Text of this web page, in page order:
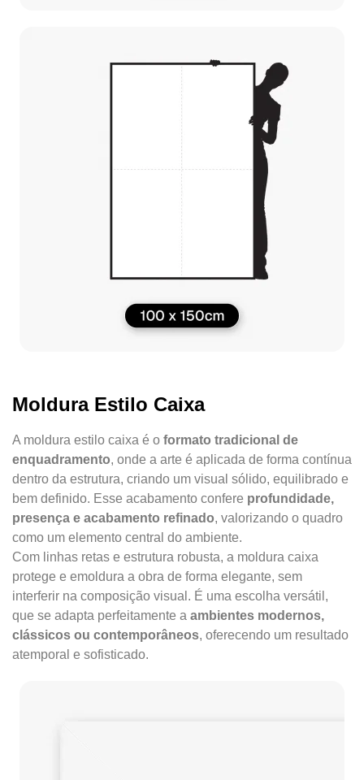
Moldura Estilo Caixa
A moldura estilo caixa é o formato tradicional de
enquadramento, onde a arte é aplicada de forma contínua
dentro da estrutura, criando um visual sólido, equilibrado e
bem definido. Esse acabamento confere profundidade,
presença e acabamento refinado, valorizando o quadro
como um elemento central do ambiente.
Com linhas retas e estrutura robusta, a moldura caixa
protege e emoldura a obra de forma elegante, sem
interferir na composição visual. É uma escolha versátil,
que se adapta perfeitamente a ambientes modernos,
clássicos ou contemporâneos, oferecendo um resultado
atemporal e sofisticado.